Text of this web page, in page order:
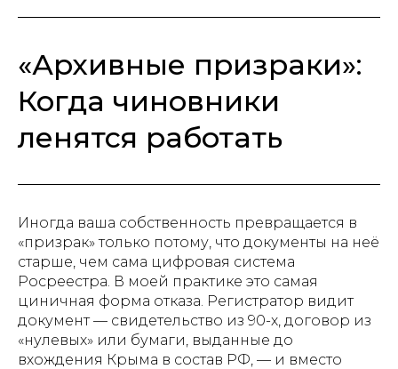
«Архивные призраки»:
Когда чиновники
ленятся работать
Иногда ваша собственность превращается в
«призрак» только потому, что документы на неё
старше, чем сама цифровая система
Росреестра. В моей практике это самая
циничная форма отказа. Регистратор видит
документ — свидетельство из 90-х, договор из
«нулевых» или бумаги, выданные до
вхождения Крыма в состав РФ, — и вместо